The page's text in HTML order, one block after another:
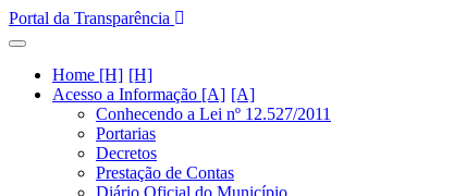
Portal da Transparência
Home [H]
Acesso a Informação [A]
Conhecendo a Lei nº 12.527/2011
Portarias
Decretos
Prestação de Contas
Diário Oficial do Município